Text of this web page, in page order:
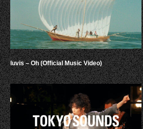
luvis – Oh (Official Music Video)